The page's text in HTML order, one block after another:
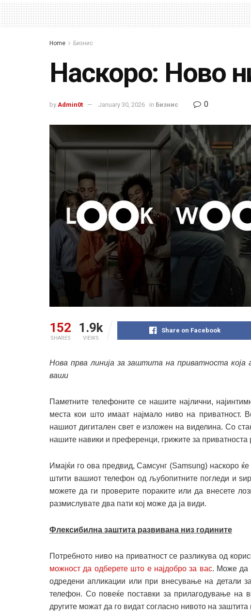
Home Бизнис
Наскоро: Ново
by Admin0t January 30, 2026 in Бизнис 0
152
SHARES
1.9k
VIEWS
Share on Facebook
Нова прва линија за заштита на приватноста која
ваши
Паметните телефоните се нашите најлични,
места кои што имаат најмало ниво на приватност.
нашиот дигитален свет е изложен на виделина. Со
нашите навики и преференци, грижите за приватноста
Имајќи го ова предвид, Самсунг (Samsung) наскоро
штити вашиот телефон од љубопитните погледи и
можете да ги проверите пораките или да внесете
размислувате два пати кој може да ја види.
Флексибилна заштита развивана низ годините
Потребното ниво на приватност се разликува од
можност да одберете што е најдобро за вас. Може да
одредени апликации или при внесување на детали
телефон. Со повеќе поставки за прилагодување на
другите можат да го видат согласно нивото на